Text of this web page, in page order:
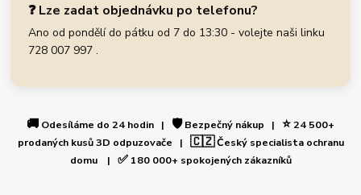
❓ Lze zadat objednávku po telefonu?
Ano od pondělí do pátku od 7 do 13:30 - volejte naši linku
728 007 997 .
🚚 Odesíláme do 24 hodin | 🛡️Bezpečný nákup | ⭐24 500+
prodaných kusů 3D odpuzovače | 🇨🇿Český specialista ochranu
domu | ✅180 000+ spokojených zákazníků